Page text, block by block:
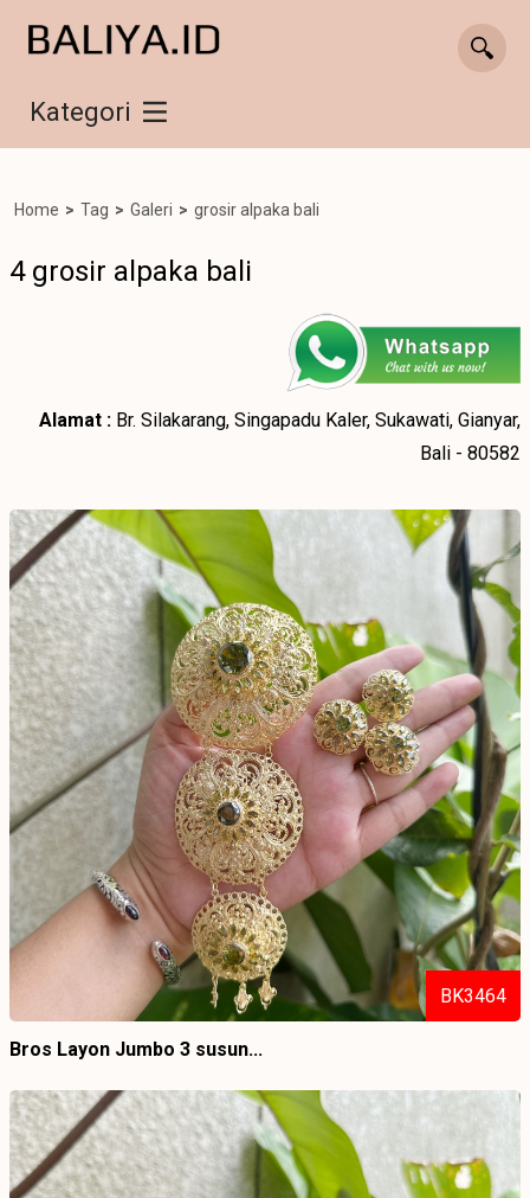
Kategori
Home > Tag > Galeri > grosir alpaka bali
4 grosir alpaka bali
Alamat : Br. Silakarang, Singapadu Kaler, Sukawati, Gianyar,
Bali - 80582
BK3464
Bros Layon Jumbo 3 susun...